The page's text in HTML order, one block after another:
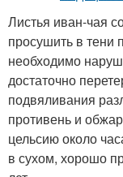
Листья иван-чая
просушить в тени
необходимо
достаточно
подвяливания
противень и
цельсию около
в сухом, хорошо